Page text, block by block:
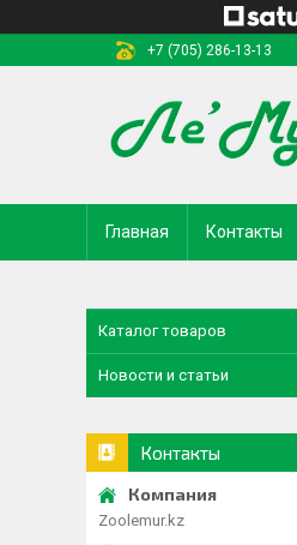
+7 (705) 286-13-13
Главная Контакты
Каталог товаров
Новости и статьи
Контакты
Zoolemur.kz